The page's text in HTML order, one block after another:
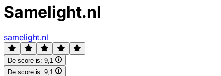
Samelight.nl
samelight.nl
De score is: 9,1
De score is: 9,1